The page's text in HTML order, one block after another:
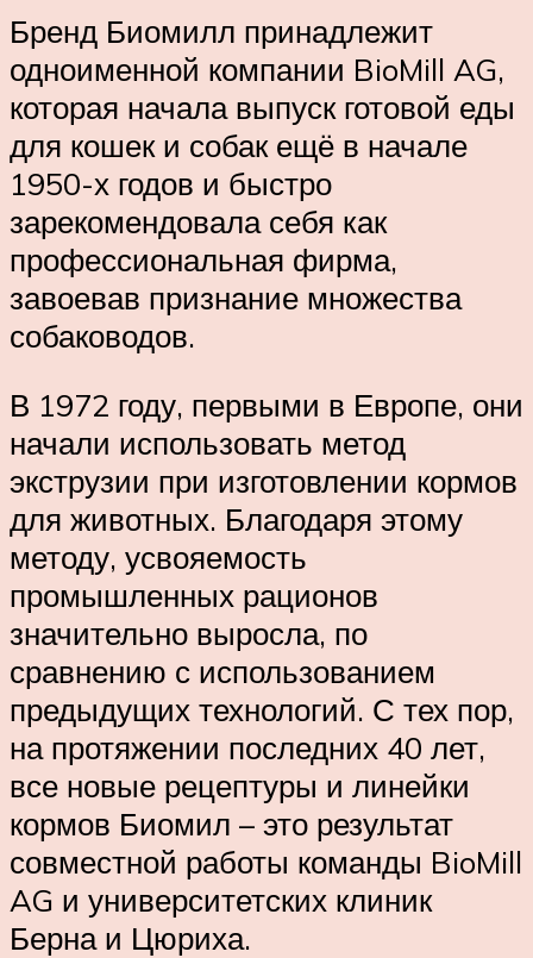
Бренд Биомилл принадлежит
одноименной компании BioMill AG,
которая начала выпуск готовой еды
для кошек и собак ещё в начале
1950-х годов и быстро
зарекомендовала себя как
профессиональная фирма,
завоевав признание множества
собаководов.
В 1972 году, первыми в Европе, они
начали использовать метод
экструзии при изготовлении кормов
для животных. Благодаря этому
методу, усвояемость
промышленных рационов
значительно выросла, по
сравнению с использованием
предыдущих технологий. С тех пор,
на протяжении последних 40 лет,
все новые рецептуры и линейки
кормов Биомил – это результат
совместной работы команды BioMill
AG и университетских клиник
Берна и Цюриха.